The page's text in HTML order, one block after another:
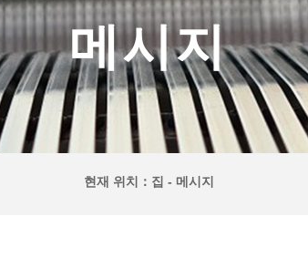
메시지
현재 위치： 집 - 메시지